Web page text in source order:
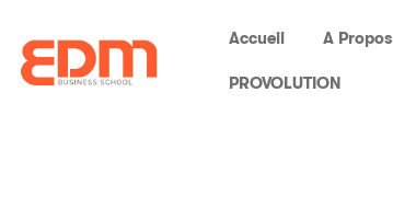
Accueil A Propos
PROVOLUTION